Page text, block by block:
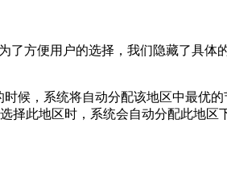
方便用户的选择，我们隐藏了具体
候，系统将自动分配该地区中最优的
择此地区时，系统会自动分配此地区